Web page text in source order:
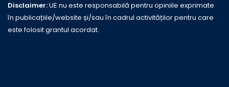
Disclaimer:UE nu este responsabilă pentru opiniile exprimate
în publicațiile/website și/sau în cadrul activităților pentru care
este folosit grantul acordat.